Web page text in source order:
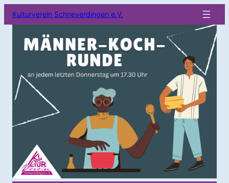
Kulturverein Schneverdingen e.V.